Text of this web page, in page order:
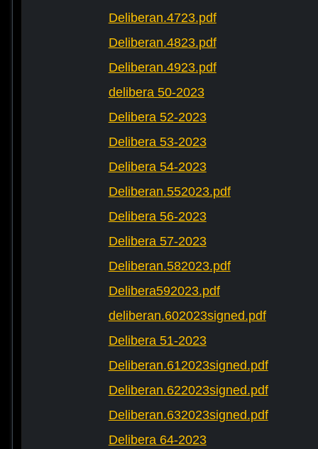
Deliberan.4723.pdf
Deliberan.4823.pdf
Deliberan.4923.pdf
delibera 50-2023
Delibera 52-2023
Delibera 53-2023
Delibera 54-2023
Deliberan.552023.pdf
Delibera 56-2023
Delibera 57-2023
Deliberan.582023.pdf
Delibera592023.pdf
deliberan.602023signed.pdf
Delibera 51-2023
Deliberan.612023signed.pdf
Deliberan.622023signed.pdf
Deliberan.632023signed.pdf
Delibera 64-2023